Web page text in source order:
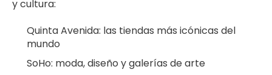
y cultura:
Quinta Avenida: las tiendas más icónicas del
mundo
SoHo: moda, diseño y galerías de arte